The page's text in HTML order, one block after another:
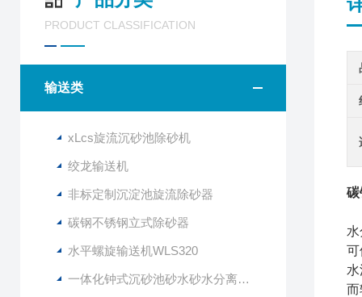
PRODUCT CLASSIFICATION
输送类
xLcs旋流沉砂池除砂机
绞龙输送机
非标定制沉淀池旋流除砂器
碳钢不锈钢立式除砂器
水平螺旋输送机WLS320
一体化钟式沉砂池砂水砂水分离器LSSF-260
碳
可
而